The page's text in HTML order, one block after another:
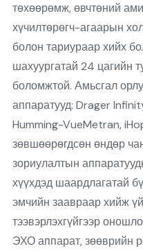
төхөөрөмж, өвчтөний
хүчилтөрөгч-агаарын
болон тариураар хийх
шахуургатай 24 цагийн
боломжтой. Амьсгал
аппаратууд: Drager
Humming-VueMetran,
зөвшөөрөгдсөн өндөр
зориулалтын
хүүхдэд шаардлагатай
эмчийн заавраар хийж
тээвэрлэхгүйгээр
ЭХО аппарат, зөөврийн